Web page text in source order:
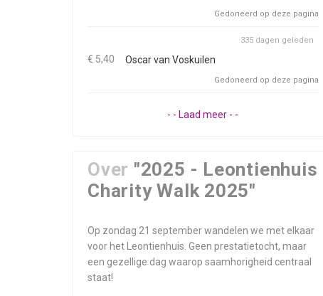
Gedoneerd op deze pagina
€ 5,40 Oscar van Voskuilen
335 dagen geleden
Gedoneerd op deze pagina
- - Laad meer - -
Over "2025 - Leontienhuis
Charity Walk 2025"
Op zondag 21 september wandelen we met elkaar
voor het Leontienhuis. Geen prestatietocht, maar
een gezellige dag waarop saamhorigheid centraal
staat!